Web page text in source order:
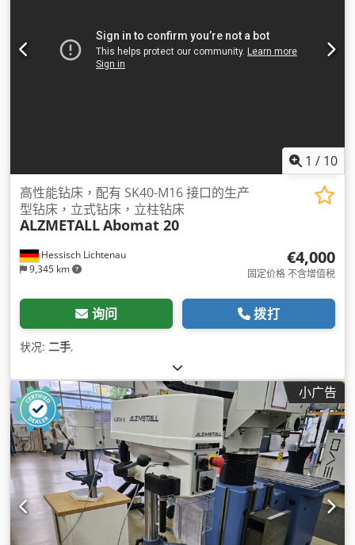
1 / 10
Hessisch Lichtenau
9,345 km
高性能钻床，配有 SK40-M16 接口的生产
型钻床，立式钻床，立柱钻床
ALZMETALLAbomat 20
€4,000
固定价格 不含增值税
询问 拨打
状况: 二手,
小广告